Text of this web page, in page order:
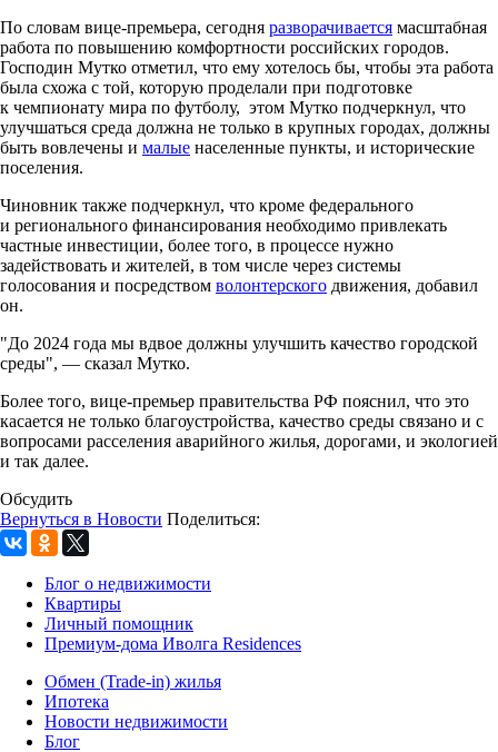
По словам вице-премьера, сегодня разворачивается масштабная
работа по повышению комфортности российских городов.
Господин Мутко отметил, что ему хотелось бы, чтобы эта работа
была схожа с той, которую проделали при подготовке
к чемпионату мира по футболу, этом Мутко подчеркнул, что
улучшаться среда должна не только в крупных городах, должны
быть вовлечены и малые населенные пункты, и исторические
поселения.
Чиновник также подчеркнул, что кроме федерального
и регионального финансирования необходимо привлекать
частные инвестиции, более того, в процессе нужно
задействовать и жителей, в том числе через системы
голосования и посредством волонтерского движения, добавил
он.
"До 2024 года мы вдвое должны улучшить качество городской
среды", — сказал Мутко.
Более того, вице-премьер правительства РФ пояснил, что это
касается не только благоустройства, качество среды связано и с
вопросами расселения аварийного жилья, дорогами, и экологией
и так далее.
Обсудить
Вернуться в Новости Поделиться:
Блог о недвижимости
Квартиры
Личный помощник
Премиум-дома Иволга Residences
Обмен (Trade-in) жилья
Ипотека
Новости недвижимости
Блог